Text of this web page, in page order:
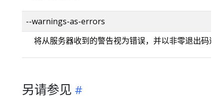
--warnings-as-errors
将从服务器收到的警告视为错误，并以非零退出码退
另请参见